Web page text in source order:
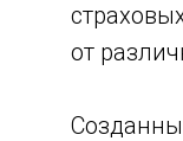
от